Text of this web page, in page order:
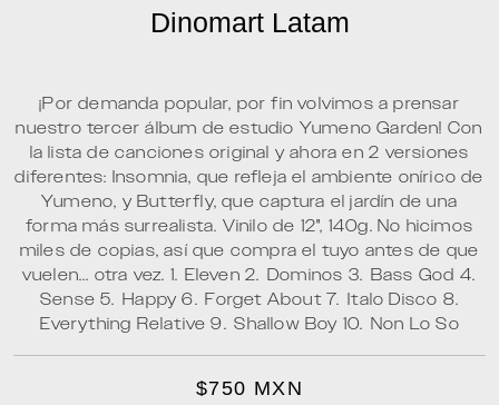
Dinomart Latam
¡Por demanda popular, por fin volvimos a prensar
nuestro tercer álbum de estudio Yumeno Garden! Con
la lista de canciones original y ahora en 2 versiones
diferentes: Insomnia, que refleja el ambiente onírico de
Yumeno, y Butterfly, que captura el jardín de una
forma más surrealista. Vinilo de 12", 140g. No hicimos
miles de copias, así que compra el tuyo antes de que
vuelen... otra vez. 1.⁠ Eleven 2.⁠ ⁠Dominos 3.⁠ ⁠Bass God 4.⁠
⁠Sense 5.⁠ ⁠Happy 6.⁠ ⁠Forget About 7.⁠ ⁠Italo Disco 8.⁠
⁠Everything Relative 9.⁠ ⁠Shallow Boy 10.⁠ ⁠Non Lo So
$750 MXN